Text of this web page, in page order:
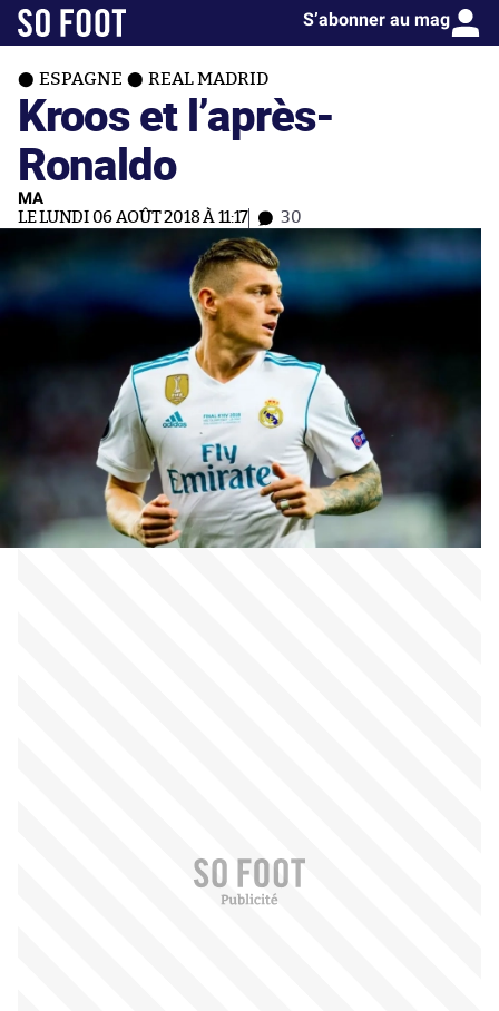
S’abonner au mag
ESPAGNE REAL MADRID
Kroos et l’après-
Ronaldo
MA
LE LUNDI 06 AOÛT 2018 À 11:17 30